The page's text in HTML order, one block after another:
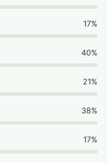
17%
40%
21%
38%
17%